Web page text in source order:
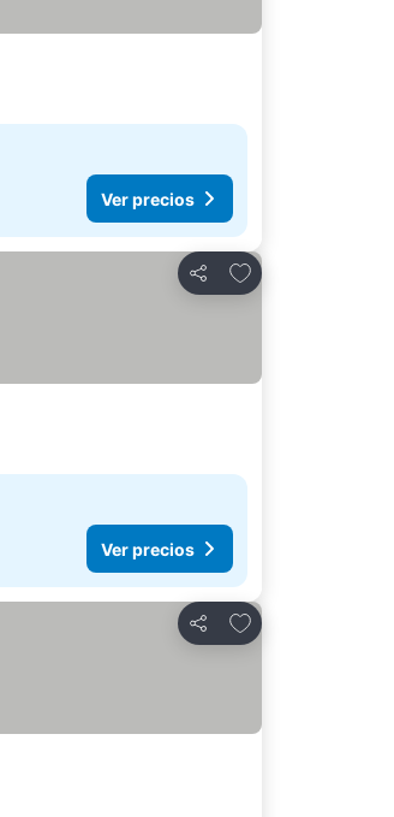
Ver precios
Compartir
Agregar a favoritos
Ver precios
Compartir
Agregar a favoritos